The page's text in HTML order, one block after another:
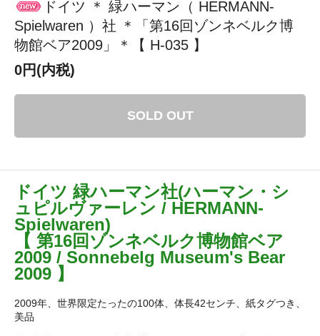
ドイツ ＊ 緑ハーマン（ HERMANN-
Spielwaren ）社 ＊「第16回ゾンネベルク博
物館ベア2009」＊【 H-035 】
0円(内税)
SOLD OUT
ドイツ 緑ハーマン社(ハーマン・シ
ュピルヴァーレン / HERMANN-
Spielwaren)
【 第16回ゾンネベルク博物館ベア
2009 / Sonnebelg Museum's Bear
2009 】
2009年、世界限定たったの100体、体長42センチ、紙タグつき、
美品